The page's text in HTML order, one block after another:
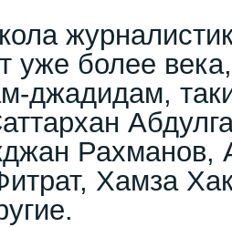
уже более
джадидам,
Рахманов,
Хамза